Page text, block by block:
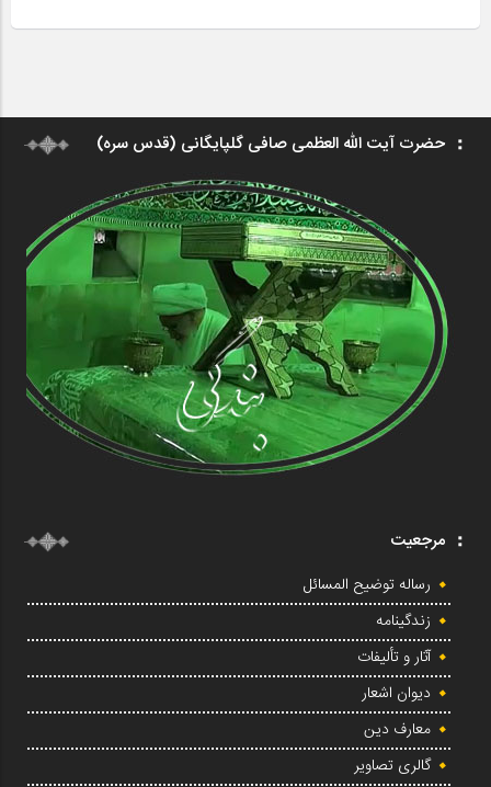
حضرت آیت الله العظمی صافی گلپایگانی (قدس سره)
مرجعیت
رساله توضیح المسائل
زندگینامه
آثار و تألیفات
دیوان اشعار
معارف دین
گالری تصاویر